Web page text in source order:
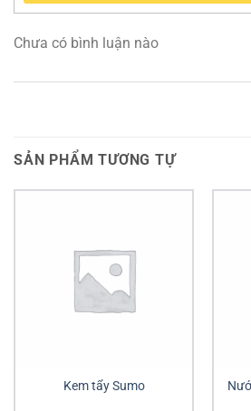
Chưa có bình luận nào
SẢN PHẨM TƯƠNG TỰ
Kem tẩy Sumo